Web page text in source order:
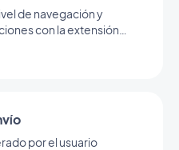
de navegación y
con la extensión
por el usuario